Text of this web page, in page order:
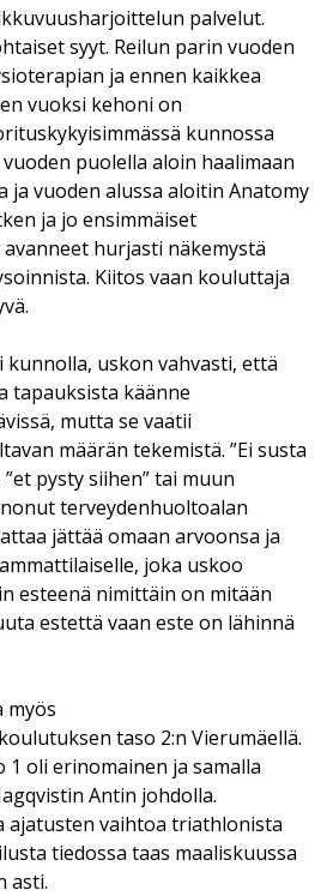
palvelut.
syyt. Reilun parin vuoden
ja ennen kaikkea
vuoksi kehoni on
kunnossa
puolella aloin haalimaan
ja vuoden alussa aloitin Anatomy
ja jo ensimmäiset
hurjasti näkemystä
Kiitos vaan kouluttaja
kunnolla, uskon vahvasti, että
tapauksista käänne
mutta se vaatii
määrän tekemistä. ”Ei susta
pysty siihen” tai muun
terveydenhuoltoalan
jättää omaan arvoonsa ja
joka uskoo
esteenä nimittäin on mitään
estettä vaan este on lähinnä
myös
taso 2:n Vierumäellä.
1 oli erinomainen ja samalla
Antin johdolla.
ajatusten vaihtoa triathlonista
tiedossa taas maaliskuussa
asti.